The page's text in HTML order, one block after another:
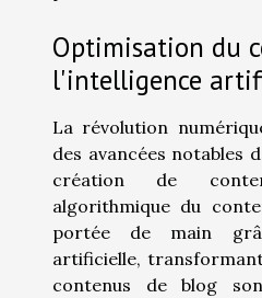
Optimisation du
l'intelligence
La révolution
des avancées notables
création de
algorithmique du
portée de main
artificielle,
contenus de blog